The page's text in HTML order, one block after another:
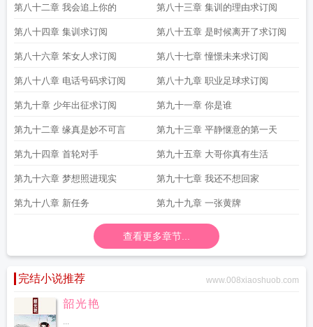
第八十二章 我会追上你的 第八十三章 集训的理由求订阅
第八十四章 集训求订阅 第八十五章 是时候离开了求订阅
第八十六章 笨女人求订阅 第八十七章 憧憬未来求订阅
第八十八章 电话号码求订阅 第八十九章 职业足球求订阅
第九十章 少年出征求订阅 第九十一章 你是谁
第九十二章 缘真是妙不可言 第九十三章 平静惬意的第一天
第九十四章 首轮对手 第九十五章 大哥你真有生活
第九十六章 梦想照进现实 第九十七章 我还不想回家
第九十八章 新任务 第九十九章 一张黄牌
查看更多章节...
完结小说推荐 www.008xiaoshuob.com
韶光艳
...